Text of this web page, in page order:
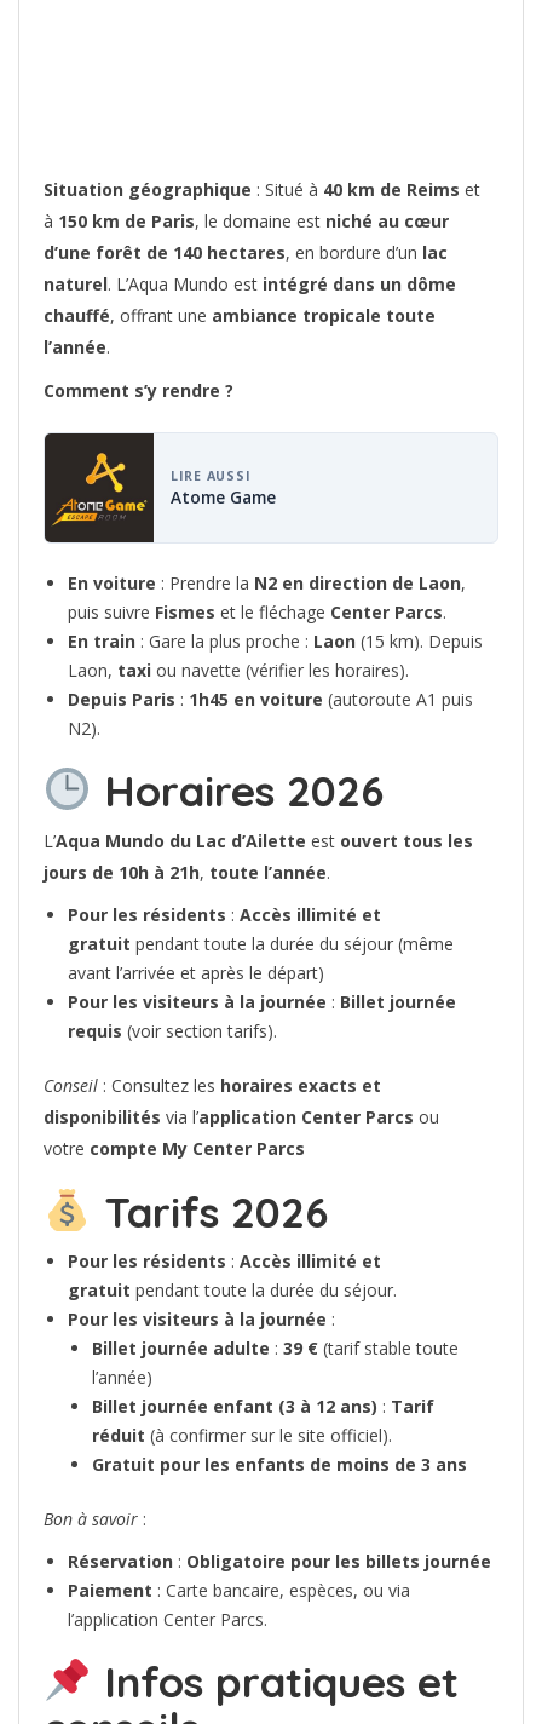
Situation géographique : Situé à 40 km de Reims et
à 150 km de Paris, le domaine est niché au cœur
d’une forêt de 140 hectares, en bordure d’un lac
naturel. L’Aqua Mundo est intégré dans un dôme
chauffé, offrant une ambiance tropicale toute
l’année.
Comment s’y rendre ?
LIRE AUSSI
Atome Game
En voiture : Prendre la N2 en direction de Laon,
puis suivre Fismes et le fléchage Center Parcs.
En train : Gare la plus proche : Laon (15 km). Depuis
Laon, taxi ou navette (vérifier les horaires).
Depuis Paris : 1h45 en voiture (autoroute A1 puis
N2).
Horaires 2026
L’Aqua Mundo du Lac d’Ailette est ouvert tous les
jours de 10h à 21h, toute l’année.
Pour les résidents : Accès illimité et
gratuit pendant toute la durée du séjour (même
avant l’arrivée et après le départ)
Pour les visiteurs à la journée : Billet journée
requis (voir section tarifs).
Conseil : Consultez les horaires exacts et
disponibilités via l’application Center Parcs ou
votre compte My Center Parcs
Tarifs 2026
Pour les résidents : Accès illimité et
gratuit pendant toute la durée du séjour.
Pour les visiteurs à la journée :
Billet journée adulte : 39 € (tarif stable toute
l’année)
Billet journée enfant (3 à 12 ans) : Tarif
réduit (à confirmer sur le site officiel).
Gratuit pour les enfants de moins de 3 ans
Bon à savoir :
Réservation : Obligatoire pour les billets journée
Paiement : Carte bancaire, espèces, ou via
l’application Center Parcs.
Infos pratiques et